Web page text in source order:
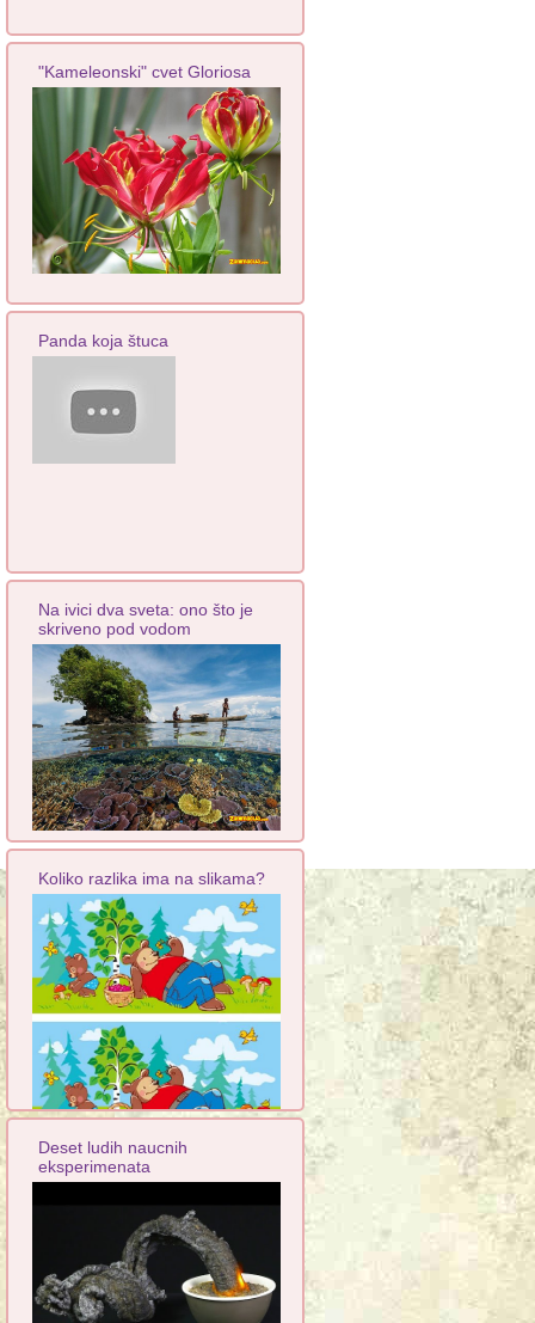
"Kameleonski" cvet Gloriosa
Panda koja štuca
Na ivici dva sveta: ono što je
skriveno pod vodom
Koliko razlika ima na slikama?
Deset ludih naucnih
eksperimenata